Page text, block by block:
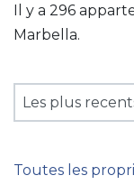
Il y a 296
Marbella.
Les plus
Toutes les